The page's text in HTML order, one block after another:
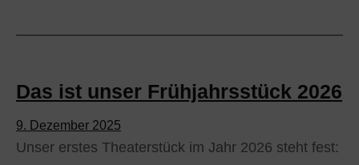
Das ist unser Frühjahrsstück 2026
9. Dezember 2025
Unser erstes Theaterstück im Jahr 2026 steht fest: